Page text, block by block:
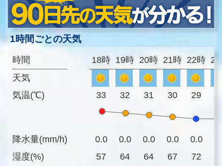
1時間ごとの天気
時間
天気
気温(℃)
降水量(mm/h)
湿度(%)
18時 19時 20時 21時 22時
33 32 31 30 29
0.0 0.0 0.0 0.0 0.0
57
64 64 67 72